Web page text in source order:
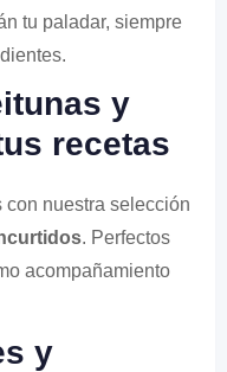
tu paladar, siempre
y
recetas
con nuestra selección
. Perfectos
acompañamiento
y